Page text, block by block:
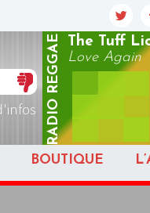
RADIO
REGGAE
The Tuff
Love Again
BOUTIQUE